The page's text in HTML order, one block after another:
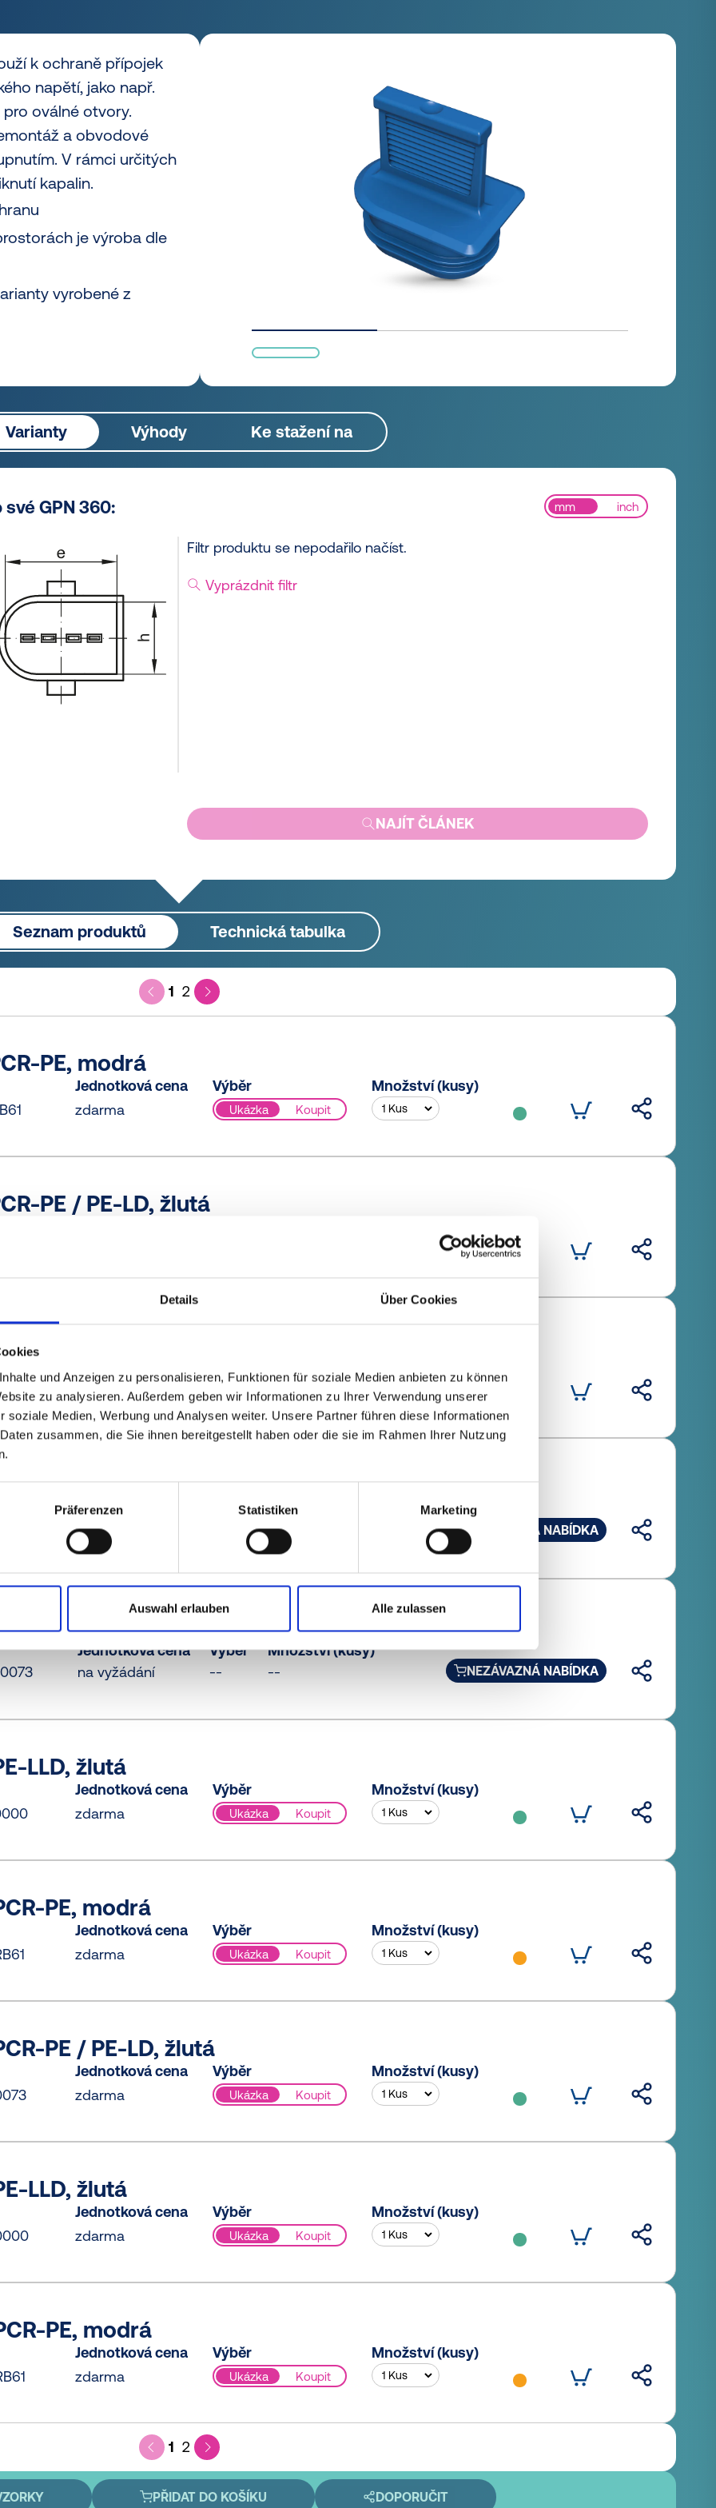
Details Über Cookies
und Anzeigen zu personalisieren, Funktionen für soziale Medien anbieten zu können
zu analysieren. Außerdem geben wir Informationen zu Ihrer Verwendung unserer
soziale Medien, Werbung und Analysen weiter. Unsere Partner führen diese Informationen
zusammen, die Sie ihnen bereitgestellt haben oder die sie im Rahmen Ihrer Nutzung
Präferenzen Statistiken Marketing
Auswahl erlauben Alle zulassen
k ochraně přípojek
napětí, jako např.
pro oválné otvory.
a obvodové
V rámci určitých
kapalin.
je výroba dle
vyrobené z
Varianty Výhody Ke stažení na
GPN 360:
Filtr produktu se nepodařilo načíst.
mm inch
Vyprázdnit filtr
NAJÍT ČLÁNEK
Seznam produktů Technická tabulka
1 2
PE, modrá
Jednotková cena
zdarma
Výběr
Ukázka Koupit
Množství (kusy)
PE / PE-LD, žlutá
LLD, žlutá
zdarma
Ukázka Koupit
PE, modrá
Jednotková cena
na vyžádání
Výběr
Množství (kusy)
--
NEZÁVAZNÁ NABÍDKA
PCR-PE / PE-LD, žlutá
Jednotková cena
na vyžádání
Výběr
--
Množství (kusy)
--
NEZÁVAZNÁ NABÍDKA
LLD, žlutá
Jednotková cena
zdarma
Výběr
Ukázka Koupit
Množství (kusy)
PE, modrá
Jednotková cena
zdarma
Výběr
Ukázka Koupit
Množství (kusy)
PE / PE-LD, žlutá
Jednotková cena
zdarma
Výběr
Ukázka Koupit
Množství (kusy)
LLD, žlutá
Jednotková cena
zdarma
Výběr
Ukázka Koupit
Množství (kusy)
PE, modrá
Jednotková cena
zdarma
Výběr
Ukázka Koupit
Množství (kusy)
1 2
PŘIDAT DO KOŠÍKU DOPORUČIT